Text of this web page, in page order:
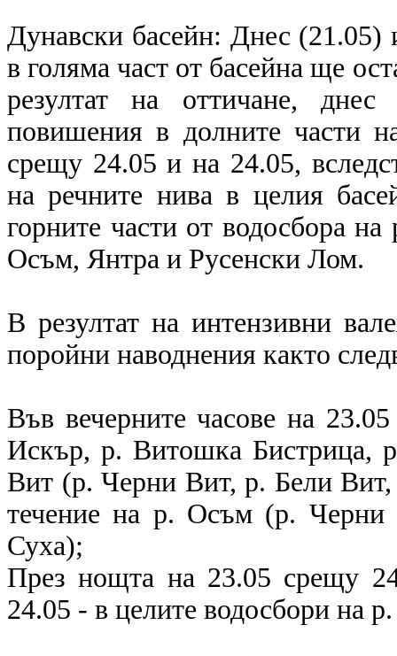
Дунавски басейн: Днес (21.05)
в голяма част от басейна ще
резултат на оттичане,
повишения в долните части
срещу 24.05 и на 24.05,
на речните нива в целия
горните части от водосбора
Осъм, Янтра и Русенски Лом.
В резултат на интензивни
поройни наводнения както
Във вечерните часове на
Искър, р. Витошка Бистрица,
Вит (р. Черни Вит, р. Бели
течение на р. Осъм (р.
Суха);
През нощта на 23.05 срещу
24.05 - в целите водосбори на